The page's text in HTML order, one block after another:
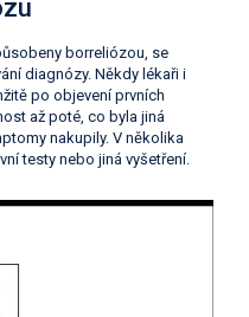
borreliózou, se
diagnózy. Někdy lékaři i
po objevení prvních
až poté, co byla jiná
nakupily. V několika
testy nebo jiná vyšetření.